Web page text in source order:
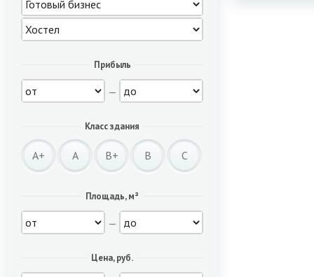
Прибыль
—
Класс здания
A+ A B+ B C
Площадь, м²
—
Цена, руб.